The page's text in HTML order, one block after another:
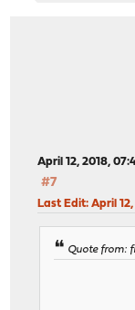
April 12, 2018,
#7
Last Edit: April
Quote from: